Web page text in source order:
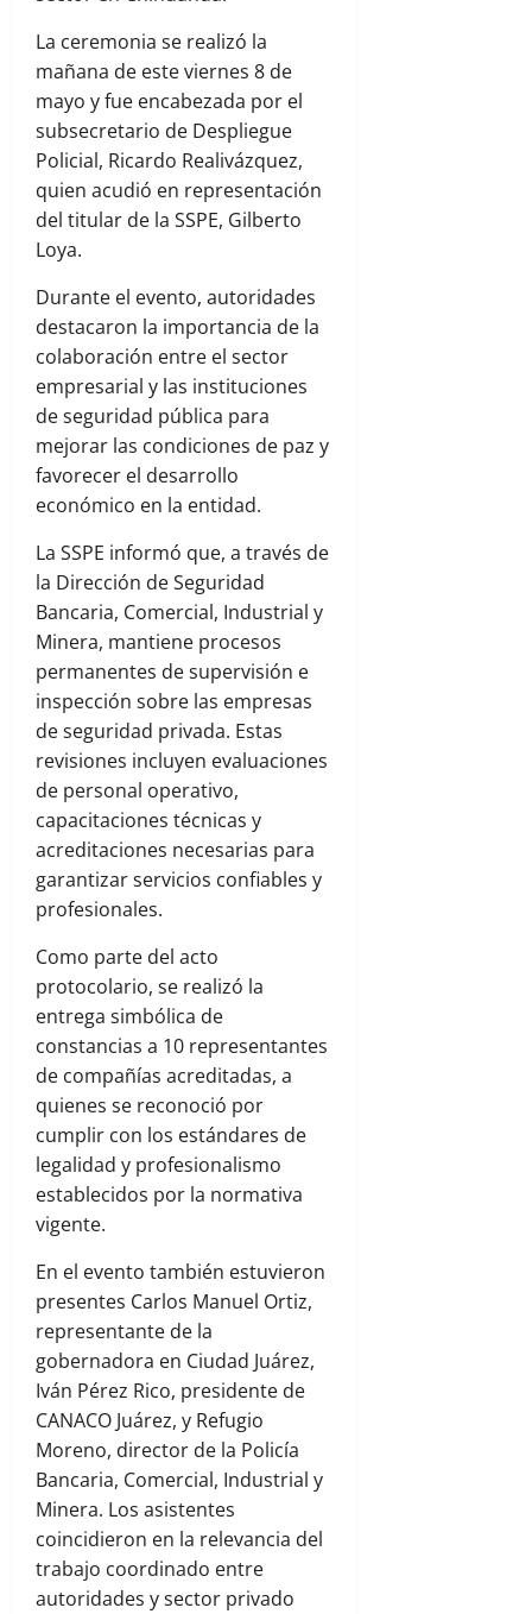
La ceremonia se realizó la
mañana de este viernes 8 de
mayo y fue encabezada por el
subsecretario de Despliegue
Policial, Ricardo Realivázquez,
quien acudió en representación
del titular de la SSPE, Gilberto
Loya.
Durante el evento, autoridades
destacaron la importancia de la
colaboración entre el sector
empresarial y las instituciones
de seguridad pública para
mejorar las condiciones de paz y
favorecer el desarrollo
económico en la entidad.
La SSPE informó que, a través de
la Dirección de Seguridad
Bancaria, Comercial, Industrial y
Minera, mantiene procesos
permanentes de supervisión e
inspección sobre las empresas
de seguridad privada. Estas
revisiones incluyen evaluaciones
de personal operativo,
capacitaciones técnicas y
acreditaciones necesarias para
garantizar servicios confiables y
profesionales.
Como parte del acto
protocolario, se realizó la
entrega simbólica de
constancias a 10 representantes
de compañías acreditadas, a
quienes se reconoció por
cumplir con los estándares de
legalidad y profesionalismo
establecidos por la normativa
vigente.
En el evento también estuvieron
presentes Carlos Manuel Ortiz,
representante de la
gobernadora en Ciudad Juárez,
Iván Pérez Rico, presidente de
CANACO Juárez, y Refugio
Moreno, director de la Policía
Bancaria, Comercial, Industrial y
Minera. Los asistentes
coincidieron en la relevancia del
trabajo coordinado entre
autoridades y sector privado